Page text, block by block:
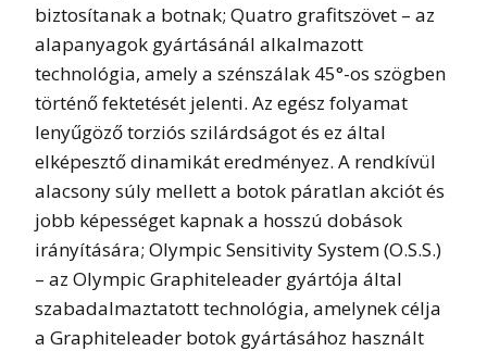
biztosítanak a botnak; Quatro grafitszövet – az
alapanyagok gyártásánál alkalmazott
technológia, amely a szénszálak 45°-os szögben
történő fektetését jelenti. Az egész folyamat
lenyűgöző torziós szilárdságot és ez által
elképesztő dinamikát eredményez. A rendkívül
alacsony súly mellett a botok páratlan akciót és
jobb képességet kapnak a hosszú dobások
irányítására; Olympic Sensitivity System (O.S.S.)
– az Olympic Graphiteleader gyártója által
szabadalmaztatott technológia, amelynek célja
a Graphiteleader botok gyártásához használt